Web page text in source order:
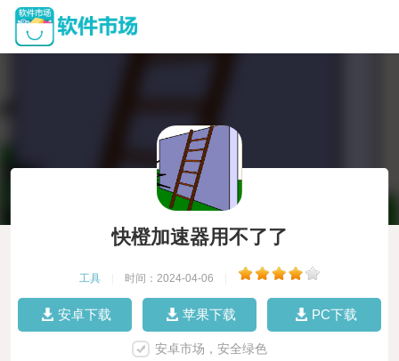
快橙加速器用不了了
工具 时间：2024-04-06
安卓下载 苹果下载 PC下载
安卓市场，安全绿色